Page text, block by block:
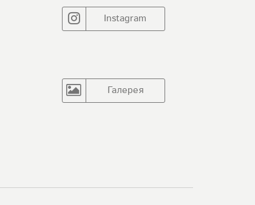
Instagram
Галерея